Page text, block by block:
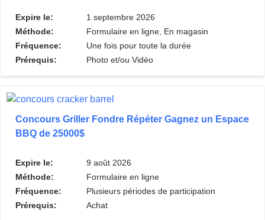
Expire le:
1 septembre 2026
Méthode:
Formulaire en ligne, En magasin
Fréquence:
Une fois pour toute la durée
Prérequis:
Photo et/ou Vidéo
Concours Griller Fondre Répéter Gagnez un Espace
BBQ de 25000$
Expire le:
9 août 2026
Méthode:
Formulaire en ligne
Fréquence:
Plusieurs périodes de participation
Prérequis:
Achat